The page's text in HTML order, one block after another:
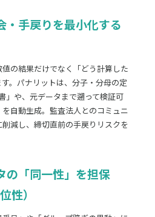
・手戻りを最小化する
の結果だけでなく「どう計算した
。パナリットは、分子・分母の定
」や、元データまで遡って検証可
自動生成。監査法人とのコミュニ
減し、締切直前の手戻りリスクを
の「同一性」を担保
性）